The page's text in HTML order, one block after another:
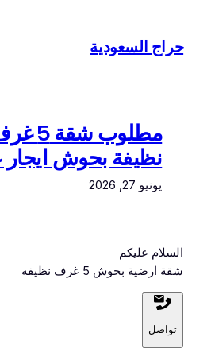
المحتوى
حراج السعودية
مطلوب
نظيفة بحوش
يونيو 27, 2026
السلام عليكم
شقة ارضية بحوش 5 غرف نظيفه
تواصل